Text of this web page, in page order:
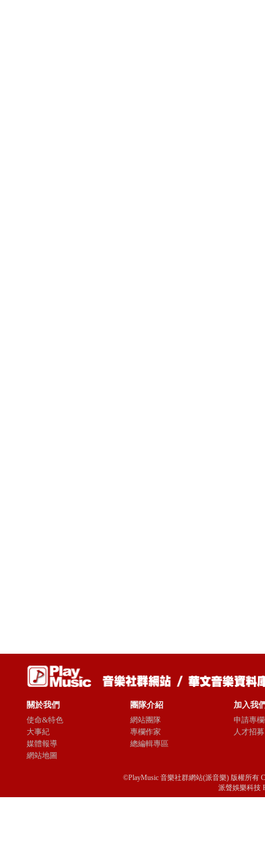
關於我們
使命&特色
大事紀
媒體報導
網站地圖
團隊介紹
網站團隊
專欄作家
總編輯專區
加入我
申請專
人才招募
©PlayMusic 音樂社群網站(派音樂) 版權所有
派聲娛樂科技